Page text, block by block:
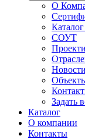
О
СОУТ
Новости
Задать
Каталог
О компании
Контакты